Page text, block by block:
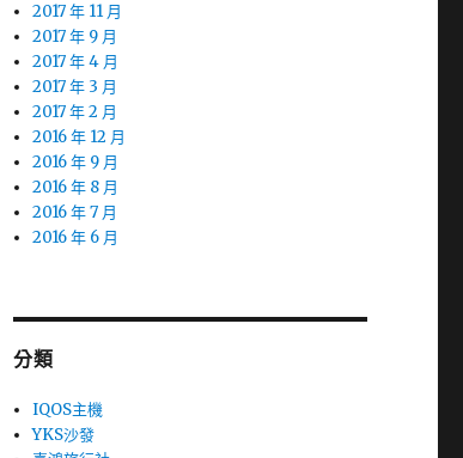
2017 年 11 月
2017 年 9 月
2017 年 4 月
2017 年 3 月
2017 年 2 月
2016 年 12 月
2016 年 9 月
2016 年 8 月
2016 年 7 月
2016 年 6 月
分類
IQOS主機
YKS沙發